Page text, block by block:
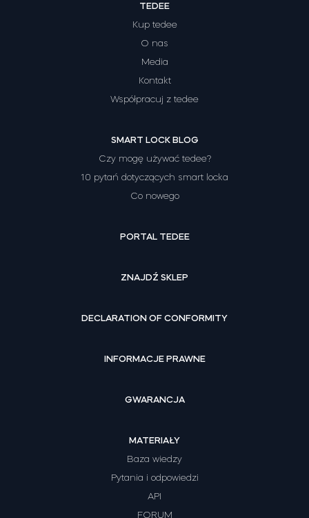
TEDEE
Kup tedee
O nas
Media
Kontakt
Współpracuj z tedee
SMART LOCK BLOG
Czy mogę używać tedee?
10 pytań dotyczących smart locka
Co nowego
PORTAL TEDEE
ZNAJDŹ SKLEP
DECLARATION OF CONFORMITY
INFORMACJE PRAWNE
GWARANCJA
MATERIAŁY
Baza wiedzy
Pytania i odpowiedzi
API
FORUM